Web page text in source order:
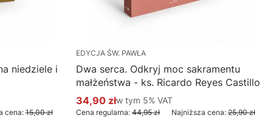
niedziele i
cena: 15,00 zł
EDYCJA ŚW. PAWŁA
Dwa serca. Odkryj moc sakramentu
małżeństwa - ks. Ricardo Reyes Castillo
Cena promocyjna brutto
34,90 złw tym %s VAT
w tym 5% VAT
Cena regularna: 44,95 zł Najniższa cena: 25,90 zł